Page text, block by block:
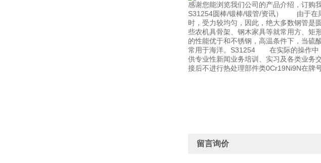
感谢您能浏览我们公司的产品介绍，订购
S31254圆棒/锻棒/锻管/资讯） 由于在周
时，受力较均匀，因此，绝大多数钢管是
些农机具骨架、钢木家具等就常用方、
的性能优于和不锈钢，高温条件下，当硫
常用于海洋。S31254 在实际的操作中
供专业性新闻业务培训、实习及各类业务
接后不进行热处理部件类0Cr19Ni9N在牌
留言询价